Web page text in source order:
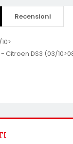
Recensioni
Citroen DS3 (03/